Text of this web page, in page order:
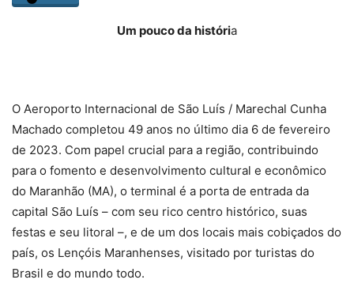
Um pouco da história
O Aeroporto Internacional de São Luís / Marechal Cunha
Machado completou 49 anos no último dia 6 de fevereiro
de 2023. Com papel crucial para a região, contribuindo
para o fomento e desenvolvimento cultural e econômico
do Maranhão (MA), o terminal é a porta de entrada da
capital São Luís – com seu rico centro histórico, suas
festas e seu litoral –, e de um dos locais mais cobiçados do
país, os Lençóis Maranhenses, visitado por turistas do
Brasil e do mundo todo.